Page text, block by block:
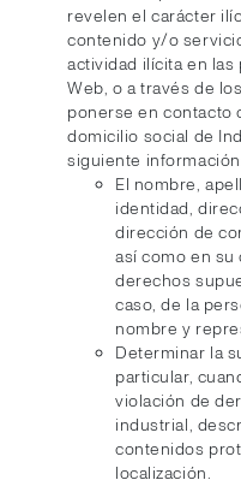
revelen el carácter
contenido y/o
actividad ilícita en
Web, o a través de
ponerse en contacto
domicilio social de
siguiente
El nombre,
identidad,
dirección de
así como en su
derechos
caso, de la
nombre y
Determinar la
particular,
violación de
industrial,
contenidos
localización.